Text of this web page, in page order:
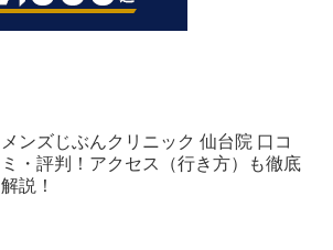
メンズじぶんクリニック 仙台院 口コ
ミ・評判！アクセス（行き方）も徹底
解説！